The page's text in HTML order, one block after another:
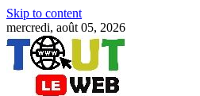
Skip to content
mercredi, août 05, 2026